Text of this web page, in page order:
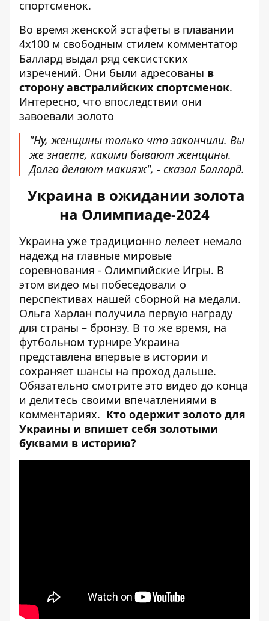
спортсменок.
Во время женской эстафеты в плавании
4х100 м свободным стилем комментатор
Баллард выдал ряд сексистских
изречений. Они были адресованы в
сторону австралийских спортсменок.
Интересно, что впоследствии они
завоевали золото
"Ну, женщины только что закончили. Вы
же знаете, какими бывают женщины.
Долго делают макияж", - сказал Баллард.
Украина в ожидании золота
на Олимпиаде-2024
Украина уже традиционно лелеет немало
надежд на главные мировые
соревнования - Олимпийские Игры. В
этом видео мы побеседовали о
перспективах нашей сборной на медали.
Ольга Харлан получила первую награду
для страны – бронзу. В то же время, на
футбольном турнире Украина
представлена ​​впервые в истории и
сохраняет шансы на проход дальше.
Обязательно смотрите это видео до конца
и делитесь своими впечатлениями в
комментариях. Кто одержит золото для
Украины и впишет себя золотыми
буквами в историю?